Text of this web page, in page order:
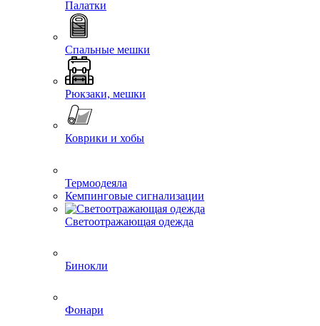
Палатки
Спальные мешки
Рюкзаки, мешки
Коврики и хобы
Термоодеяла
Кемпинговые сигнализации
Светоотражающая одежда
Бинокли
Фонари